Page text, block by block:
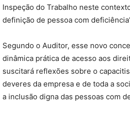
Inspeção do Trabalho neste
definição de pessoa com
Segundo o Auditor, esse novo
dinâmica prática de acesso aos
suscitará reflexões sobre o
deveres da empresa e de toda a
a inclusão digna das pessoas com